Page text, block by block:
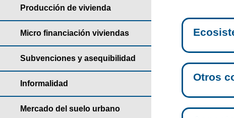
Producción de vivienda
Micro financiación viviendas
Subvenciones y asequibilidad
Informalidad
Mercado del suelo urbano
Otros